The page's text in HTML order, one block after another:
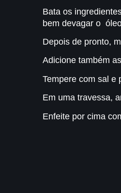
Bata os
bem devagar o
Depois de pronto,
Adicione também
Tempere com sal e
Em uma travessa,
Enfeite por cima